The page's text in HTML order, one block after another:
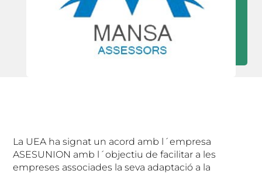
La UEA ha signat un acord amb l´empresa
ASESUNION amb l´objectiu de facilitar a les
empreses associades la seva adaptació a la